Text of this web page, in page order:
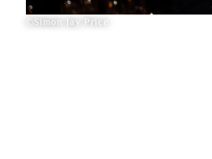
©Simon Jay Price